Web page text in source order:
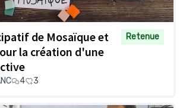
de Mosaïque et
la création d'une
Retenue
4 3